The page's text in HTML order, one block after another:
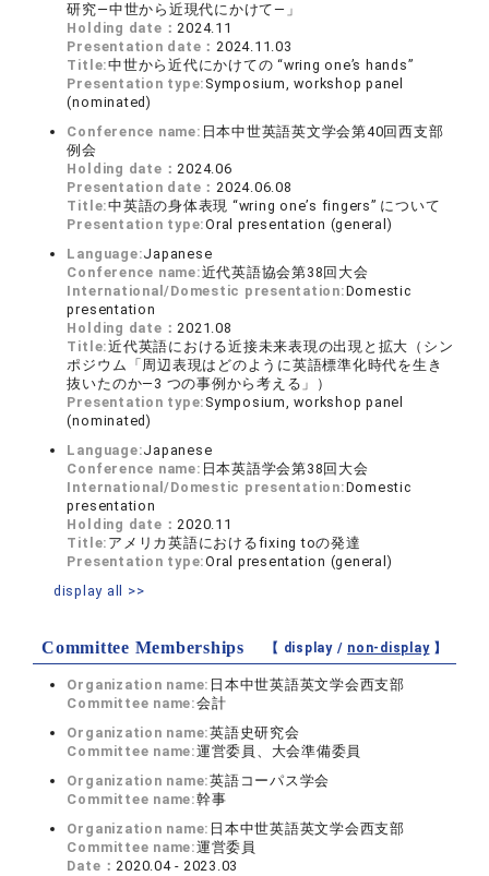
研究―中世から近現代にかけて―」
Holding date：2024.11
Presentation date：2024.11.03
Title:中世から近代にかけての “wring one’s hands”
Presentation type: Symposium, workshop panel
(nominated)
Conference name: 日本中世英語英文学会第40回⻄支部
例会
Holding date：2024.06
Presentation date：2024.06.08
Title:中英語の身体表現 “wring oneʼs fingers” について
Presentation type:Oral presentation (general)
Language:Japanese
Conference name:近代英語協会第38回大会
International/Domestic presentation:Domestic
presentation
Holding date：2021.08
Title:近代英語における近接未来表現の出現と拡大（シン
ポジウム「周辺表現はどのように英語標準化時代を生き
抜いたのか―3 つの事例から考える」）
Presentation type: Symposium, workshop panel
(nominated)
Language:Japanese
Conference name: 日本英語学会第38回大会
International/Domestic presentation:Domestic
presentation
Holding date：2020.11
Title: アメリカ英語におけるfixing toの発達
Presentation type:Oral presentation (general)
display all >>
Committee Memberships 【 display / non-display】
Organization name: 日本中世英語英文学会西支部
Committee name:会計
Organization name:英語史研究会
Committee name:運営委員、大会準備委員
Organization name:英語コーパス学会
Committee name:幹事
Organization name: 日本中世英語英文学会西支部
Committee name:運営委員
Date：2020.04 - 2023.03